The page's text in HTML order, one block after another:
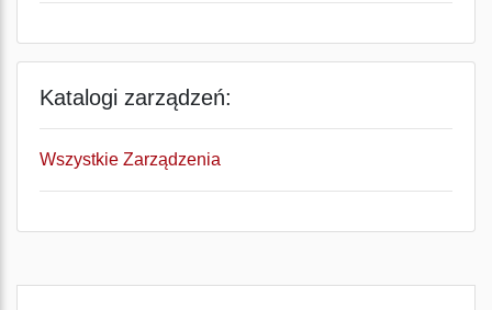
Katalogi zarządzeń:
Wszystkie Zarządzenia